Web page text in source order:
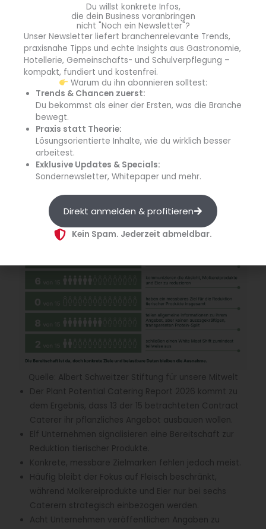
Nur vom Caterer Menü 2000 werden zwei der fünf
analysierten Punkte voll erfüllt. Konkrete Ziele zur
Reduktion von Fleisch (25 % weniger) wurden ebenso
festgehalten wie konkrete Ziele zum Ausbau des
pflanzlichen Angebots (60%iger Anteil bis 2035). Wie
ambitioniert diese Ziele im Branchenvergleich
einzuordnen sind, wird jedoch nicht bewertet. (Quelle:
Albert Schweitzer Stiftung für unsere Mitwelt)
Ausbau pflanzlicher Angebote und Reduktion von Fleisch
Quelle: Albert Schweitzer Stiftung für unsere Mitwelt
Der Plant Potential Catering Report 2026 kommt zu
dem Ergebnis, dass 13 der 15 betrachteten Contract
Caterer ihr pflanzliches Angebot ausbauen wollen.
Elf Unternehmen signalisieren eine Bereitschaft zur
Reduktion tierischer Produkte.
Konkrete, messbare Zielmarken fehlen jedoch meist.
Häufig bleibt der Fokus auf Fleisch beschränkt,
während Molkereiprodukte und Eier nur bei sechs
Caterern strategisch einbezogen werden.
Acht Unternehmen veröffentlichen Angaben zu
Du willst konkrete Infos,
die dein Business voranbringen
nicht "Noch ein Newsletter"?
Unser Newsletter liefert branchenrelevante Trends,
praxisnahe Tipps und echte Insights aus Gastronomie,
Hotellerie, Gemeinschafts- und Schulverpflegung –
kompakt, fundiert und kostenfrei.
Warum du ihn abonnieren solltest:
Trends & Chancen zuerst:
Du bekommst als einer der Ersten, was die Branche
bewegt.
Praxis statt Theorie:
Lösungsorientierte Inhalte, wie du wirklich besser
arbeitest.
Exklusive Updates & Specials:
Sondernewsletter, Whitepaper und mehr.
Direkt anmelden & profitieren
Kein Spam. Jederzeit abmeldbar.